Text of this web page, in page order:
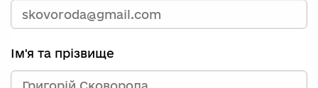
Ім'я та прізвище